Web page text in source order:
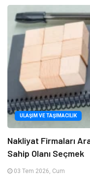
ULAŞIM VE TAŞIMACILIK
Nakliyat Firmaları
Sahip Olanı Seçmek
03 Tem 2026, Cum